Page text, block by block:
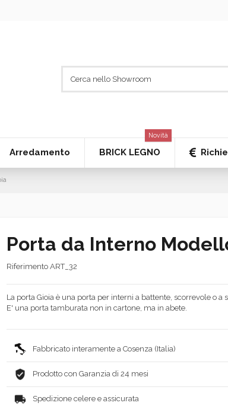
Arredamento BRICK LEGNO
Novità
Porta da Interno
Riferimento ART_32
La porta Gioia è una porta per interni a battente, scorrevole o a
E' una porta tamburata non in cartone, ma in abete.
Fabbricato interamente a Cosenza (Italia)
Prodotto con Garanzia di 24 mesi
Spedizione celere e assicurata